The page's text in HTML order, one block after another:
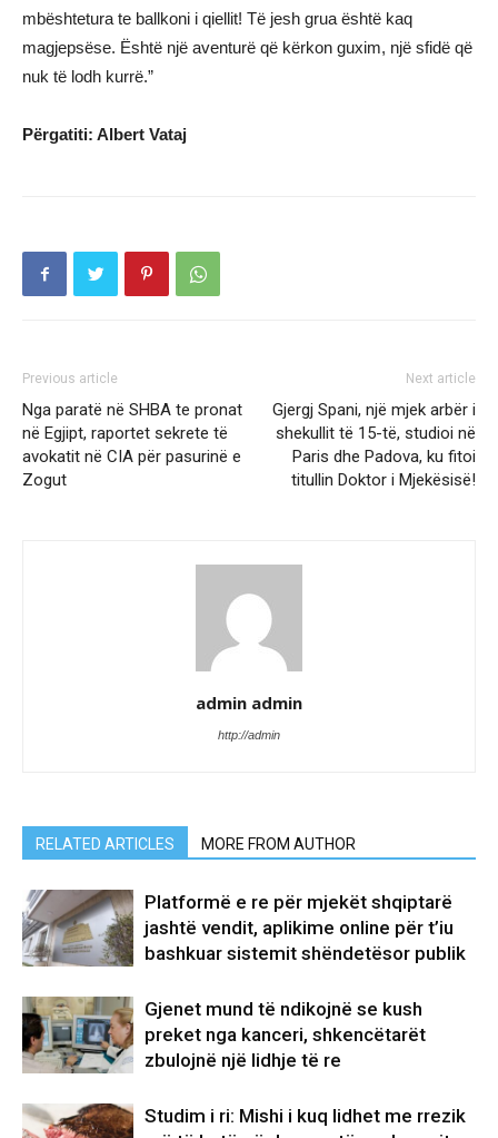
mbështetura te ballkoni i qiellit! Të jesh grua është kaq
magjepsëse. Është një aventurë që kërkon guxim, një sfidë që
nuk të lodh kurrë.”
Përgatiti: Albert Vataj
Previous article
Nga paratë në SHBA te pronat
në Egjipt, raportet sekrete të
avokatit në CIA për pasurinë e
Zogut
Next article
Gjergj Spani, një mjek arbër i
shekullit të 15-të, studioi në
Paris dhe Padova, ku fitoi
titullin Doktor i Mjekësisë!
admin admin
http://admin
RELATED ARTICLES MORE FROM AUTHOR
Platformë e re për mjekët shqiptarë
jashtë vendit, aplikime online për t’iu
bashkuar sistemit shëndetësor publik
Gjenet mund të ndikojnë se kush
preket nga kanceri, shkencëtarët
zbulojnë një lidhje të re
Studim i ri: Mishi i kuq lidhet me rrezik